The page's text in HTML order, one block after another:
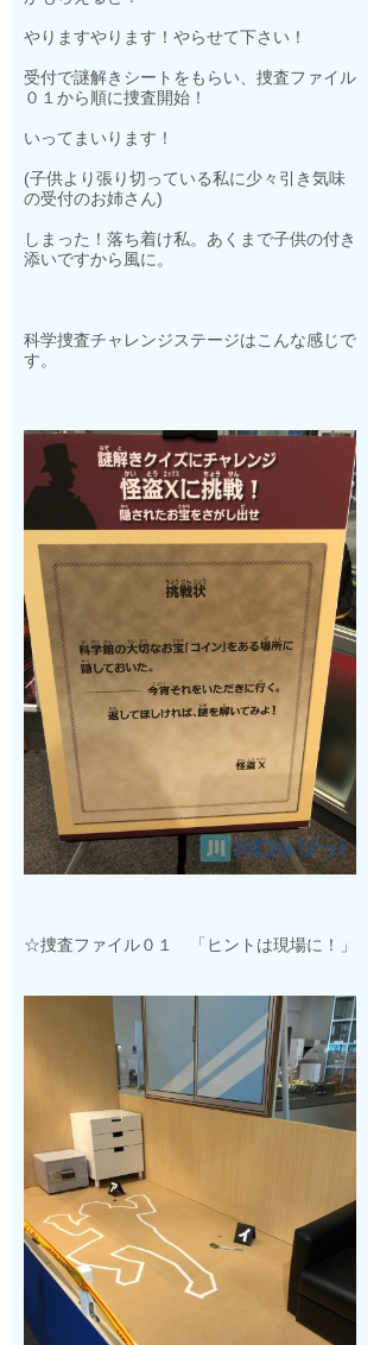
やりますやります！やらせて下さい！
受付で謎解きシートをもらい、捜査ファイル
０１から順に捜査開始！
いってまいります！
(子供より張り切っている私に少々引き気味
の受付のお姉さん)
しまった！落ち着け私。あくまで子供の付き
添いですから風に。
科学捜査チャレンジステージはこんな感じで
す。
☆捜査ファイル０１ 「ヒントは現場に！」